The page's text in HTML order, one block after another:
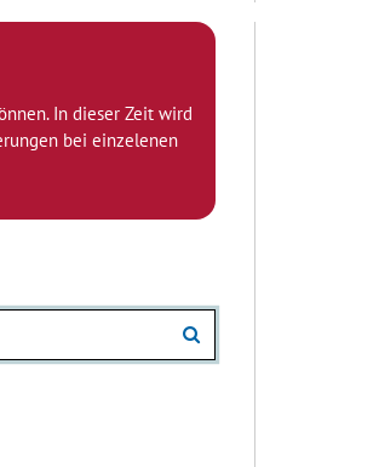
In dieser Zeit wird
bei einzelenen